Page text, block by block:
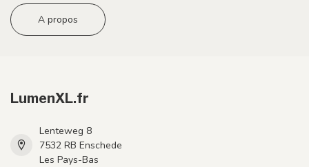
A propos
LumenXL.fr
Lenteweg 8
7532 RB Enschede
Les Pays-Bas